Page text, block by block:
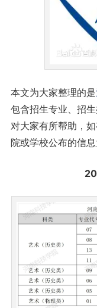
本文为大家整理的是
包含招生专业、招
对大家有所帮助，
院或学校公布的信息